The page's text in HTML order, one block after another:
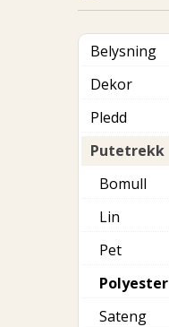
Belysning
Dekor
Pledd
Putetrekk
Bomull
Lin
Pet
Polyester
Sateng